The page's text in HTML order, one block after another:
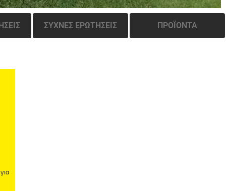
ΣΥΧΝΕΣ ΕΡΩΤΗΣΕΙΣ ΠΡΟΪΟΝΤΑ